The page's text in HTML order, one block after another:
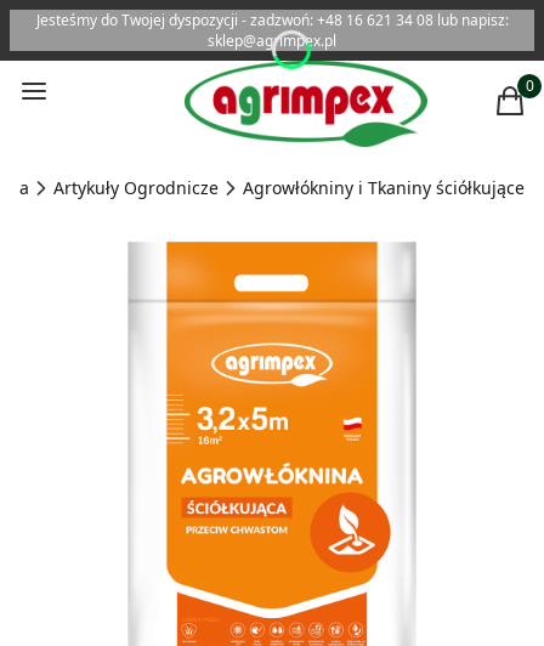
Jesteśmy do Twojej dyspozycji - zadzwoń: +48 16 621 34 08 lub napisz:
sklep@agrimpex.pl
Menu
Artykuły Ogrodnicze Agrowłókniny i Tkaniny ściółkujące